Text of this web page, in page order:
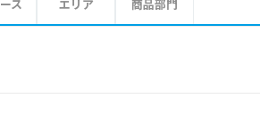
ス エリア 商品部門